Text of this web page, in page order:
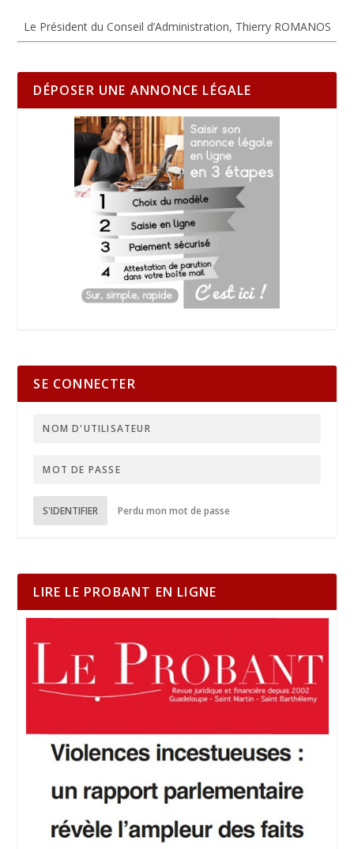
Le Président du Conseil d’Administration, Thierry ROMANOS
DÉPOSER UNE ANNONCE LÉGALE
SE CONNECTER
S'IDENTIFIER Perdu mon mot de passe
LIRE LE PROBANT EN LIGNE